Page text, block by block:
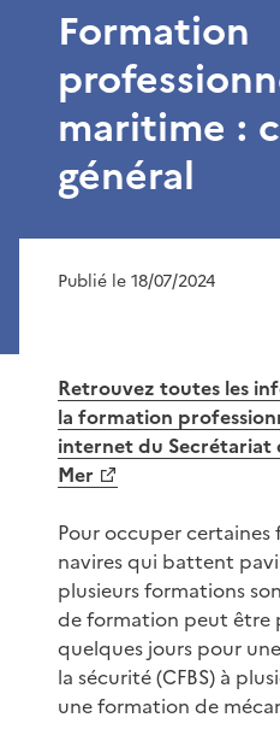
Formation
maritime :
général
Publié le 18/07/2024
Retrouvez toutes les
la formation
internet du Secrétariat
Mer
Pour occuper
navires qui battent
plusieurs formations
de formation peut être
quelques jours pour
la sécurité (CFBS) à
une formation de